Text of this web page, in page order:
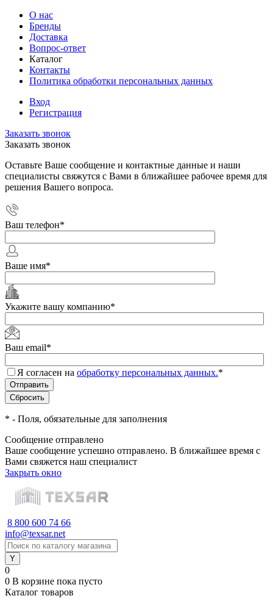
О нас
Бренды
Доставка
Вопрос-ответ
Каталог
Контакты
Политика обработки персональных данных
Вход
Регистрация
Заказать звонок
Заказать звонок
Оставьте Ваше сообщение и контактные данные и наши
специалисты свяжутся с Вами в ближайшее рабочее время для
решения Вашего вопроса.
Ваш телефон*
Ваше имя*
Укажите вашу компанию*
Ваш email*
Я согласен на обработку персональных данных.*
* - Поля, обязательные для заполнения
Сообщение отправлено
Ваше сообщение успешно отправлено. В ближайшее время с
Вами свяжется наш специалист
Закрыть окно
8 800 600 74 66
info@texsar.net
0
0 В корзине пока пусто
Каталог товаров